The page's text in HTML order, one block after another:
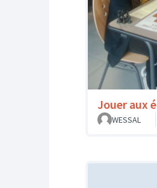
Jouer aux
WESSAL